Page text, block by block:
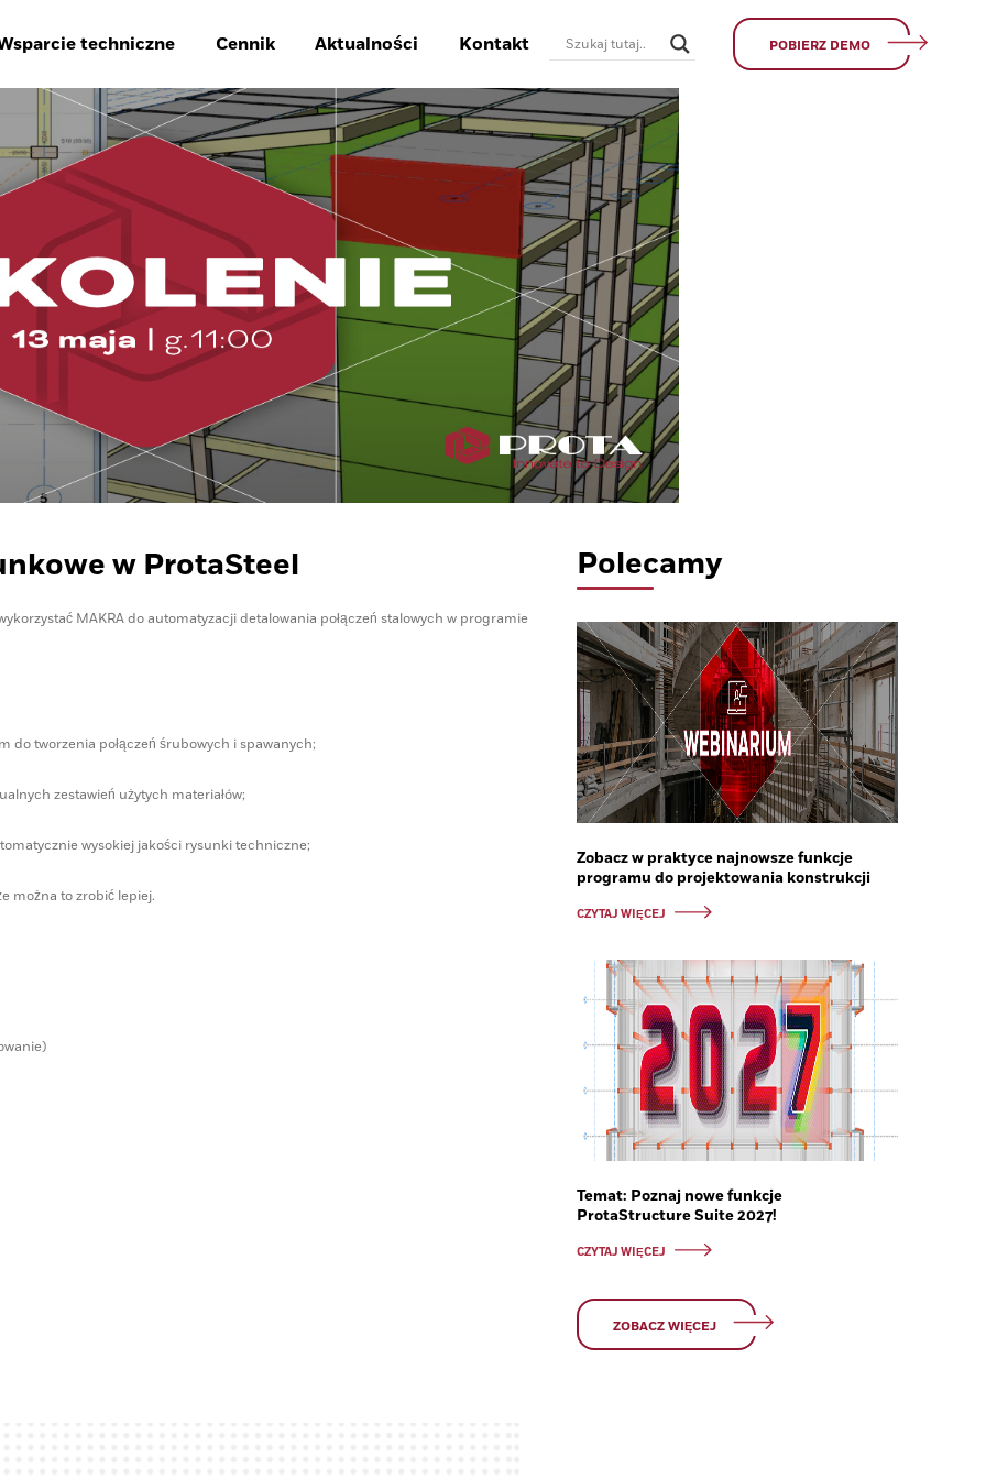
POBIERZ DEMO
techniczne Cennik Aktualności Kontakt
w ProtaSteel
MAKRA do automatyzacji detalowania połączeń stalowych w programie
tworzenia połączeń śrubowych i spawanych;
zestawień użytych materiałów;
wysokiej jakości rysunki techniczne;
można to zrobić lepiej.
Polecamy
Zobacz w praktyce najnowsze funkcje
programu do projektowania konstrukcji
CZYTAJ WIĘCEJ
Temat: Poznaj nowe funkcje
ProtaStructure Suite 2027!
CZYTAJ WIĘCEJ
ZOBACZ WIĘCEJ